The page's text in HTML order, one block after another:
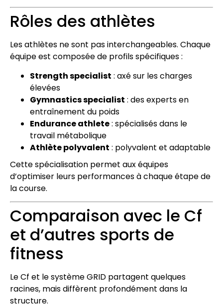
Rôles des athlètes
Les athlètes ne sont pas interchangeables. Chaque
équipe est composée de profils spécifiques :
Strength specialist : axé sur les charges
élevées
Gymnastics specialist : des experts en
entraînement du poids
Endurance athlete: spécialisés dans le
travail métabolique
Athlète polyvalent : polyvalent et adaptable
Cette spécialisation permet aux équipes
d’optimiser leurs performances à chaque étape de
la course.
Comparaison avec le Cf
et d’autres sports de
fitness
Le Cf et le système GRID partagent quelques
racines, mais diffèrent profondément dans la
structure.